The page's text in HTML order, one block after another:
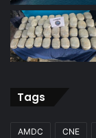
Tags
AMDC CNE